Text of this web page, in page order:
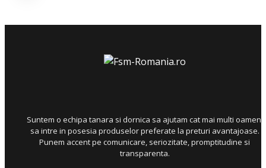
Suntem o echipa tanara si dornica sa ajutam cat mai multi oameni
sa intre in posesia produselor preferate la preturi avantajoase.
Punem accent pe comunicare, seriozitate, promptitudine si
transparenta.